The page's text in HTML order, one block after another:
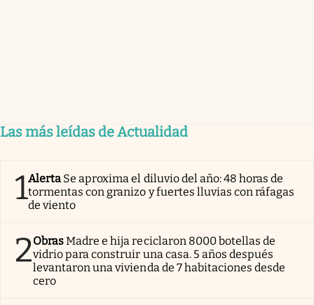
Las más leídas de Actualidad
1Alerta Se aproxima el diluvio del año: 48 horas de
tormentas con granizo y fuertes lluvias con ráfagas
de viento
2ObrasMadre e hija reciclaron 8000 botellas de
vidrio para construir una casa. 5 años después
levantaron una vivienda de 7 habitaciones desde
cero